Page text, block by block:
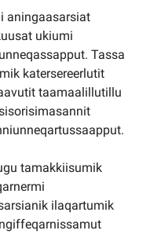
aningaasarsiat
ukiumi
Tassa
katersereerlutit
taamaalillutillu
tamakkiisumik
ilaqartumik